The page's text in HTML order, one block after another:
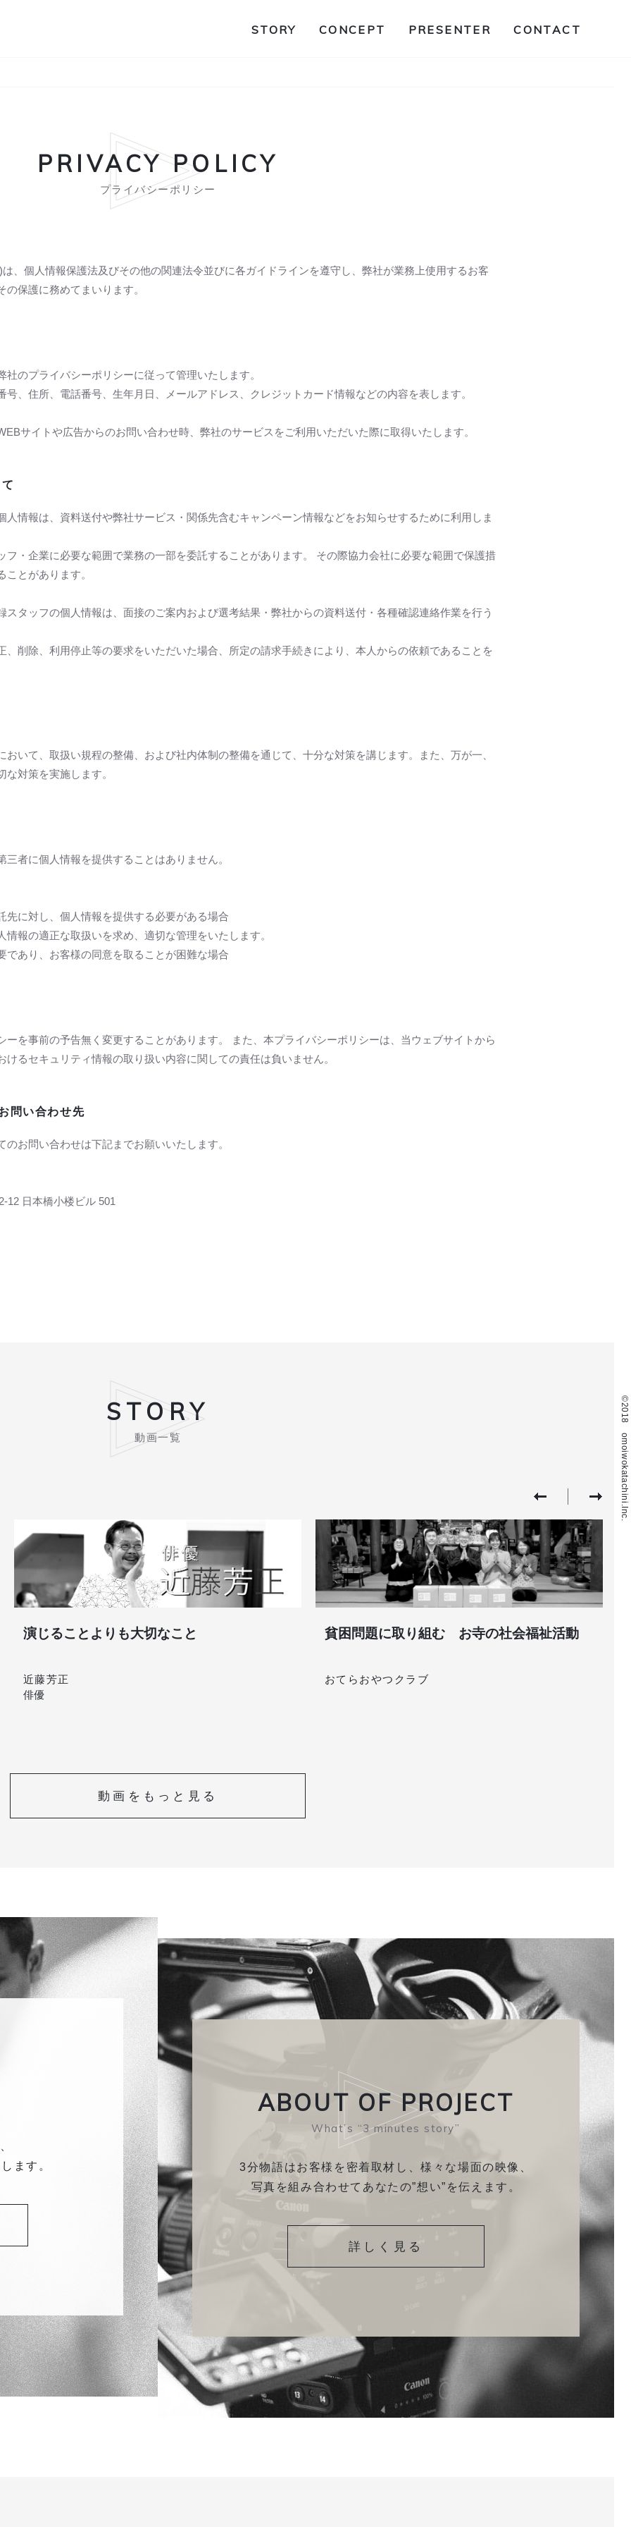
STORY CONCEPT PRESENTER CONTACT
PRIVACY POLICY
プライバシーポリシー
、個人情報保護法及びその他の関連法令並びに各ガイドラインを遵守し、弊社が業務上使用するお客
保護に務めてまいります。
のプライバシーポリシーに従って管理いたします。
、住所、電話番号、生年月日、メールアドレス、クレジットカード情報などの内容を表します。
サイトや広告からのお問い合わせ時、弊社のサービスをご利用いただいた際に取得いたします。
人情報は、資料送付や弊社サービス・関係先含むキャンペーン情報などをお知らせするために利用しま
フ・企業に必要な範囲で業務の一部を委託することがあります。 その際協力会社に必要な範囲で保護措
とがあります。
タッフの個人情報は、面接のご案内および選考結果・弊社からの資料送付・各種確認連絡作業を行う
、削除、利用停止等の要求をいただいた場合、所定の請求手続きにより、本人からの依頼であることを
いて、取扱い規程の整備、および社内体制の整備を通じて、十分な対策を講じます。また、万が一、
対策を実施します。
者に個人情報を提供することはありません。
先に対し、個人情報を提供する必要がある場合
報の適正な取扱いを求め、適切な管理をいたします。
であり、お客様の同意を取ることが困難な場合
ーを事前の予告無く変更することがあります。 また、本プライバシーポリシーは、当ウェブサイトから
るセキュリティ情報の取り扱い内容に関しての責任は負いません。
問い合わせ先
お問い合わせは下記までお願いいたします。
12 日本橋小楼ビル 501
STORY
動画一覧
演じることよりも大切なこと
近藤芳正
俳優
貧困問題に取り組む お寺の社会福祉活動
おてらおやつクラブ
動画をもっと見る
ます。
ABOUT OFPROJECT
What’s “3 minutes story”
3分物語はお客様を密着取材し、様々な場面の映像、
写真を組み合わせて あなたの”想い”を伝えます。
詳しく見る
©2018 omoiwokatachini.Inc.